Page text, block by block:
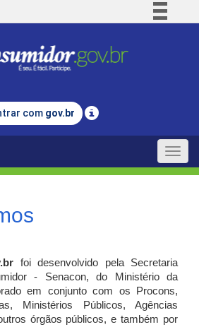
Comunica BR
Legislação
com gov.br
Toggle
foi desenvolvido pela Secretaria
- Senacon, do Ministério da
em conjunto com os Procons,
Ministérios Públicos, Agências
órgãos públicos, e também por